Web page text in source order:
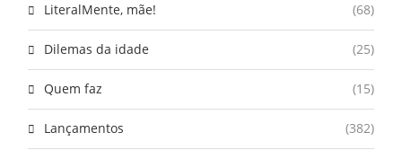
LiteralMente, mãe! (68)
Dilemas da idade (25)
Quem faz (15)
Lançamentos (382)